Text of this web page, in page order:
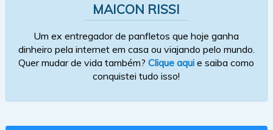
MAICON RISSI
Um ex entregador de panfletos que hoje ganha
dinheiro pela internet em casa ou viajando pelo mundo.
Quer mudar de vida também?Clique aqui e saiba como
conquistei tudo isso!